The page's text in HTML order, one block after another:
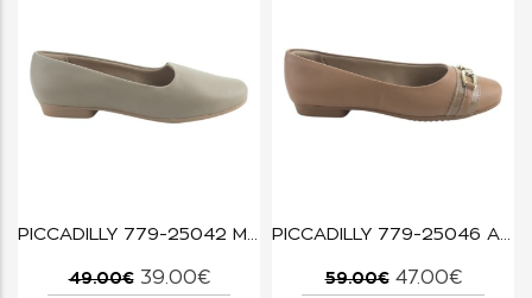
PICCADILLY 779-25042 MARFIM
49.00€ 39.00€
PICCADILLY 779-25046 AMENDOA
59.00€ 47.00€